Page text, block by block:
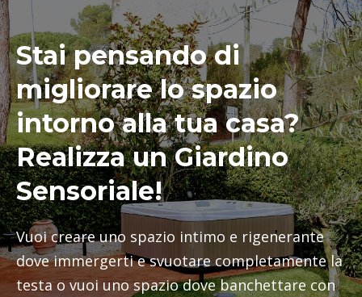
Stai pensando di
migliorare lo spazio
intorno alla tua casa?
Realizza un Giardino
Sensoriale!
Vuoi creare uno spazio intimo e rigenerante
dove immergerti e svuotare completamente la
testa o vuoi uno spazio dove banchettare con